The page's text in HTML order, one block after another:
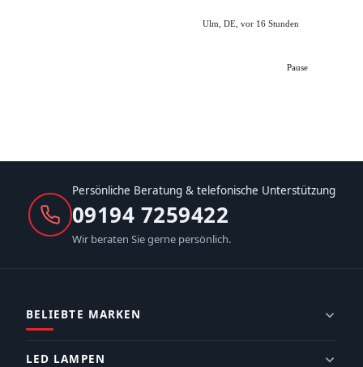
Ulm, DE, vor 16 Stunden
Pause
Persönliche Beratung & telefonische Unterstützung
09194 7259422
Wir beraten Sie gerne persönlich.
BELIEBTE MARKEN
LED LAMPEN